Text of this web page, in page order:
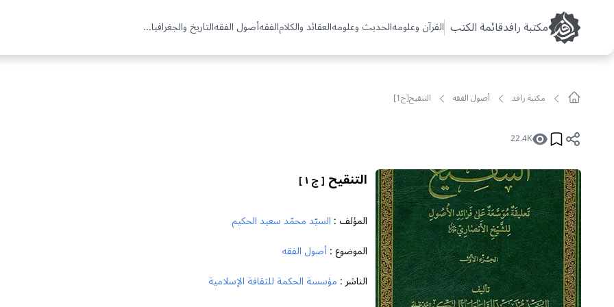
مکتبة رافدقائمة الكتب القرآن وعلومهالحديث وعلومهالعقائد والكلامالفقهأصول الفقهالتاريخ والجغرافيا...
مکتبة رافد أصول الفقه التنقيح[ج1]
22.4K
التنقيح [ ج ١ ]
المؤلف : السيّد محمّد سعيد الحكيم
الموضوع :أصول الفقه
الناشر : مؤسسة الحكمة للثقافة الإسلامية